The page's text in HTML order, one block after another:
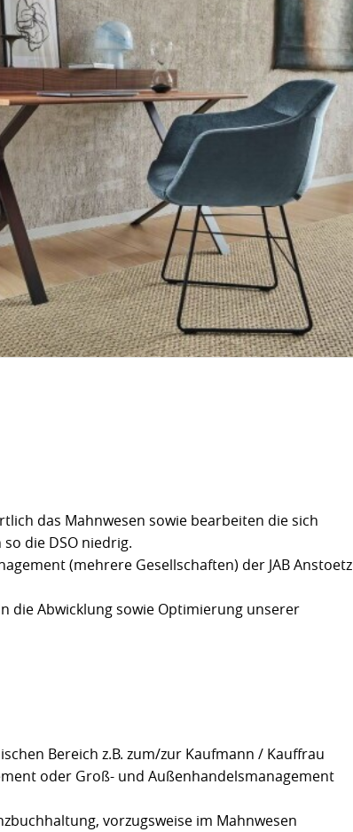
das Mahnwesen sowie bearbeiten die sich
die DSO niedrig.
(mehrere Gesellschaften) der JAB Anstoetz
die Abwicklung sowie Optimierung unserer
Bereich z.B. zum/zur Kaufmann / Kauffrau
oder Groß- und Außenhandelsmanagement
vorzugsweise im Mahnwesen